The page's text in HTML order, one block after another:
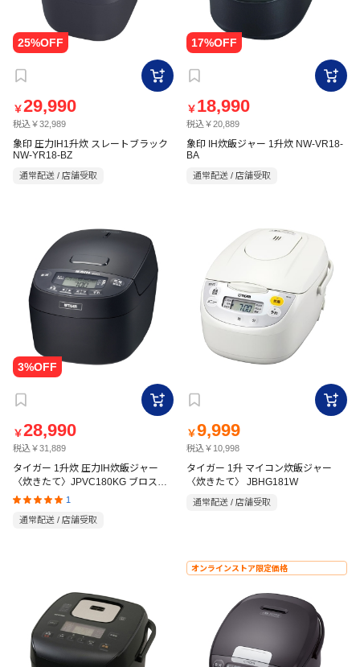
￥29,990
税込￥32,989
象印 圧力IH1升炊 スレートブラック
NW-YR18-BZ
通常配送 / 店舗受取
￥ 18,990
税込￥20,889
象印 IH炊飯ジャー 1升炊 NW-VR18-
BA
通常配送 / 店舗受取
￥28,990
税込￥31,889
タイガー 1升炊 圧力IH炊飯ジャー
〈炊きたて〉JPVC180KG ブロスブ
ラック
1
通常配送 / 店舗受取
￥9,999
税込￥10,998
タイガー 1升 マイコン炊飯ジャー
〈炊きたて〉 JBHG181W
通常配送 / 店舗受取
オンラインストア限定価格